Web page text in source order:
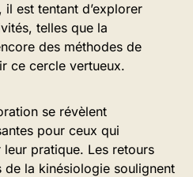
est tentant d’explorer
telles que la
des méthodes de
ce cercle vertueux.
se révèlent
pour ceux qui
pratique. Les retours
de la kinésiologie soulignent